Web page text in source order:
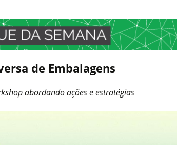
de Embalagens
abordando ações e estratégias